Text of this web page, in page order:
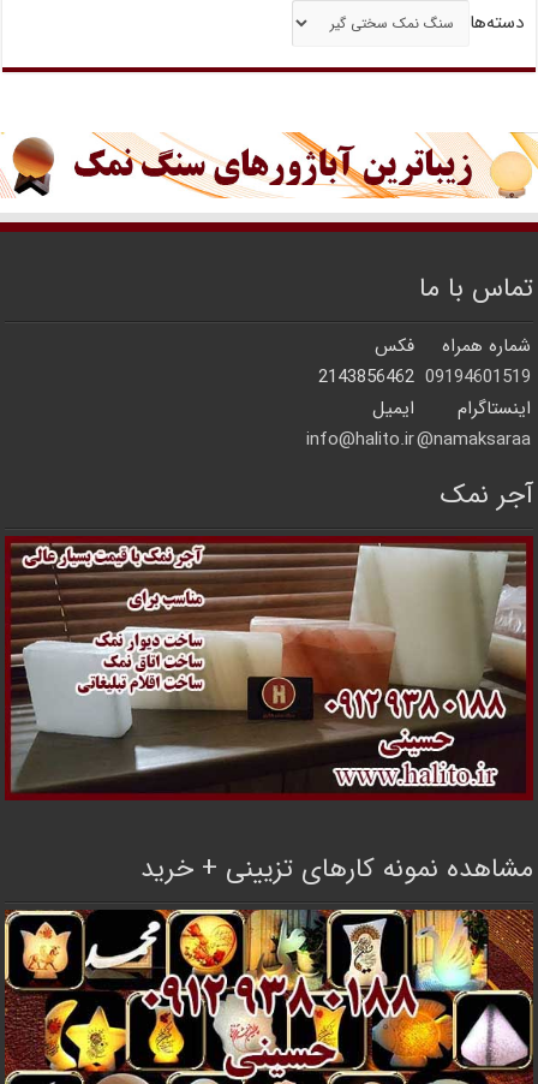
دسته‌ها
تماس با ما
شماره همراه
فکس
09194601519
2143856462
اینستاگرام
ایمیل
namaksaraa@
info@halito.ir
آجر نمک
مشاهده نمونه کارهای تزیینی + خرید